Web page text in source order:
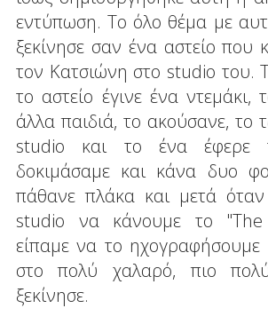
εντύπωση. Το όλο θέμα με
ξεκίνησε σαν ένα αστείο που
τον Κατσιώνη στο studio του.
το αστείο έγινε ένα
άλλα παιδιά, το ακούσανε, το
studio και το ένα έφερε
δοκιμάσαμε και κάνα δυο
πάθανε πλάκα και μετά
studio να κάνουμε το "The
είπαμε να το ηχογραφήσουμε
στο πολύ χαλαρό, πιο
ξεκίνησε.